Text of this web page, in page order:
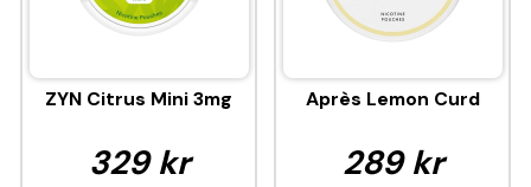
ZYN Citrus Mini 3mg
329 kr
Après Lemon Curd
289 kr